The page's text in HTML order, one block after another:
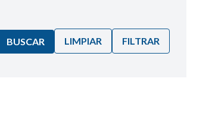
BUSCAR LIMPIAR FILTRAR